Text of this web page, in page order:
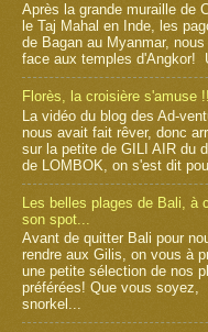
Après la grande muraille de
le Taj Mahal en Inde, les
de Bagan au Myanmar,
face aux temples d'Angkor!
Florès, la croisière s'amuse !!
La vidéo du blog des Ad-
nous avait fait rêver, donc
sur la petite de GILI AIR du
de LOMBOK, on s'est dit
Les belles plages de Bali, à
son spot...
Avant de quitter Bali pour
rendre aux Gilis, on vous à
une petite sélection de nos
préférées! Que vous soyez,
snorkel...